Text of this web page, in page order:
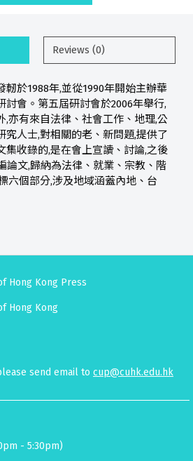
Reviews (0)
軔於1988年,並從1990年開始主辦華
討會。第五屆研討會於2006年舉行,
,亦有來自法律、社會工作、地理,公
究人士,對相關的老、新問題,提供了
集收錄的,是在會上宣讀、討論,之後
論文,歸納為法律、就業、宗教、階
六個部分,涉及地域涵蓋內地、台
Hong Kong Press
Hong Kong
send email to cup@cuhk.edu.hk
- 5:30pm)